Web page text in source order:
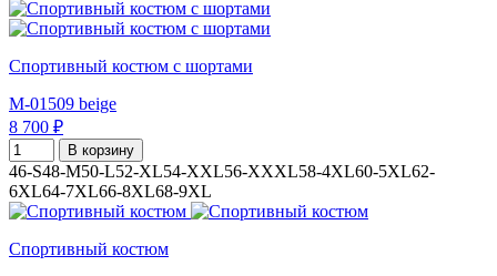
Спортивный костюм с шортами
M-01509 beige
8 700 ₽
В корзину
46-S48-M50-L52-XL54-XXL56-XXXL58-4XL60-5XL62-
6XL64-7XL66-8XL68-9XL
Спортивный костюм